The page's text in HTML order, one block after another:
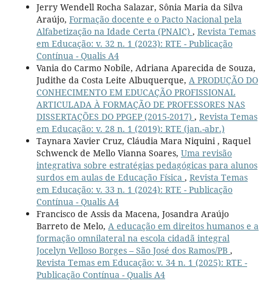
Jerry Wendell Rocha Salazar, Sônia Maria da Silva
Araújo, Formação docente e o Pacto Nacional pela
Alfabetização na Idade Certa (PNAIC) , Revista Temas
em Educação: v. 32 n. 1 (2023): RTE - Publicação
Contínua - Qualis A4
Vania do Carmo Nobile, Adriana Aparecida de Souza,
Judithe da Costa Leite Albuquerque, A PRODUÇÃO DO
CONHECIMENTO EM EDUCAÇÃO PROFISSIONAL
ARTICULADA À FORMAÇÃO DE PROFESSORES NAS
DISSERTAÇÕES DO PPGEP (2015-2017) , Revista Temas
em Educação: v. 28 n. 1 (2019): RTE (jan.-abr.)
Taynara Xavier Cruz, Cláudia Mara Niquini , Raquel
Schwenck de Mello Vianna Soares, Uma revisão
integrativa sobre estratégias pedagógicas para alunos
surdos em aulas de Educação Física , Revista Temas
em Educação: v. 33 n. 1 (2024): RTE - Publicação
Contínua - Qualis A4
Francisco de Assis da Macena, Josandra Araújo
Barreto de Melo, A educação em direitos humanos e a
formação omnilateral na escola cidadã integral
Jocelyn Velloso Borges – São José dos Ramos/PB ,
Revista Temas em Educação: v. 34 n. 1 (2025): RTE -
Publicação Contínua - Qualis A4